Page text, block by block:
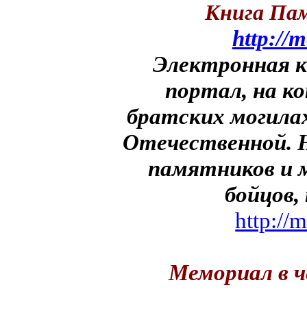
Книга
http://
Электронная
портал, на
братских
Отечественной.
памятников и
http://
Мемориал в